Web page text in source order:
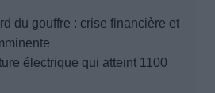
du gouffre : crise financière et
électrique qui atteint 1100